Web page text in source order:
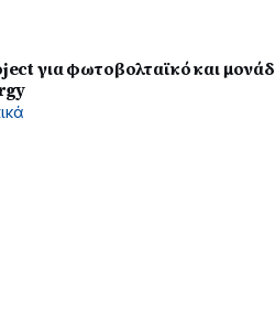
για φωτοβολταϊκό και